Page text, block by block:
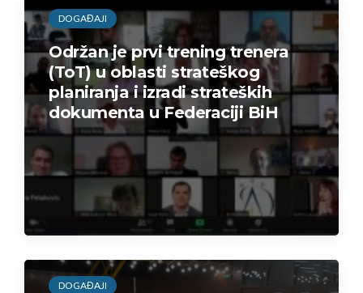
DOGAĐAJI
Održan je prvi trening trenera
(ToT) u oblasti strateškog
planiranja i izradi strateških
dokumenta u Federaciji BiH
DOGAĐAJI